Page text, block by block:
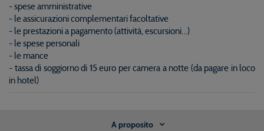
- spese amministrative
- le assicurazioni complementari facoltative
- le prestazioni a pagamento (attività, escursioni…)
- le spese personali
- le mance
- tassa di soggiorno di 15 euro per camera a notte (da pagare in loco
in hotel)
A proposito